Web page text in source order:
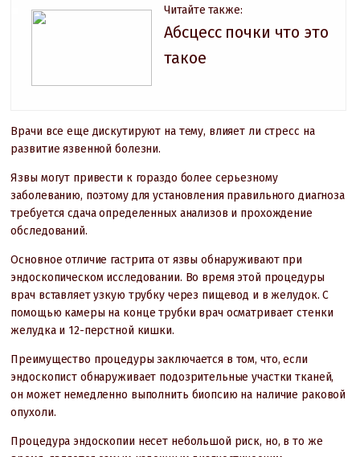
Читайте также:
Абсцесс почки что это
такое
Врачи все еще дискутируют на тему, влияет ли стресс на
развитие язвенной болезни.
Язвы могут привести к гораздо более серьезному
заболеванию, поэтому для установления правильного диагноза
требуется сдача определенных анализов и прохождение
обследований.
Основное отличие гастрита от язвы обнаруживают при
эндоскопическом исследовании. Во время этой процедуры
врач вставляет узкую трубку через пищевод и в желудок. С
помощью камеры на конце трубки врач осматривает стенки
желудка и 12-перстной кишки.
Преимущество процедуры заключается в том, что, если
эндоскопист обнаруживает подозрительные участки тканей,
он может немедленно выполнить биопсию на наличие раковой
опухоли.
Процедура эндоскопии несет небольшой риск, но, в то же